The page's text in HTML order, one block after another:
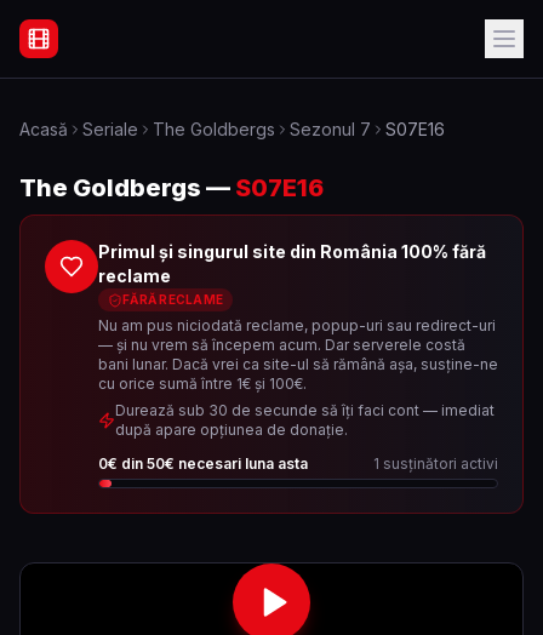
Filme Online Subtitrate - Acasă
Acasă Seriale The Goldbergs Sezonul 7 S07E16
The Goldbergs — S07E16
Primul și singurul site din România 100% fără
reclame
FĂRĂ RECLAME
Nu am pus niciodată reclame, popup-uri sau redirect-uri
— și nu vrem să începem acum. Dar serverele costă
bani lunar. Dacă vrei ca site-ul să rămână așa, susține-ne
cu orice sumă între 1€ și 100€.
Durează sub 30 de secunde să îți faci cont — imediat
după apare opțiunea de donație.
0€ din 50€ necesari luna asta 1 susținători activi